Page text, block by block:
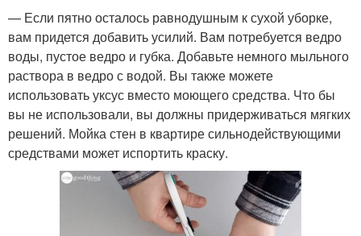
— Если пятно осталось равнодушным к сухой уборке,
вам придется добавить усилий. Вам потребуется ведро
воды, пустое ведро и губка. Добавьте немного мыльного
раствора в ведро с водой. Вы также можете
использовать уксус вместо моющего средства. Что бы
вы не использовали, вы должны придерживаться мягких
решений. Мойка стен в квартире сильнодействующими
средствами может испортить краску.